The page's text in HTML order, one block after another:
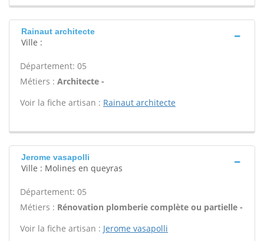
Rainaut architecte
Ville :
Département: 05
Métiers : Architecte -
Voir la fiche artisan : Rainaut architecte
Jerome vasapolli
Ville : Molines en queyras
Département: 05
Métiers : Rénovation plomberie complète ou partielle -
Voir la fiche artisan : Jerome vasapolli